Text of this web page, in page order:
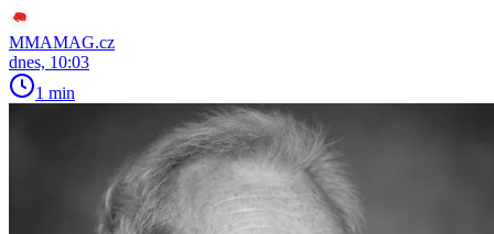
MMAMAG.cz
dnes, 10:03
1 min